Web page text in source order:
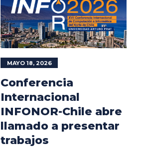
MAYO 18, 2026
Conferencia
Internacional
INFONOR-Chile abre
llamado a presentar
trabajos